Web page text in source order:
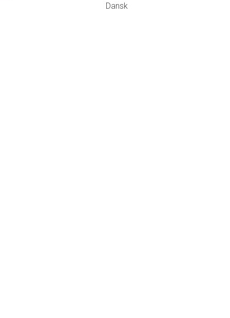
Dansk